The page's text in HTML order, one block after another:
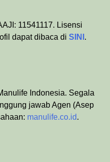
11541117. Lisensi
dapat dibaca di SINI .
Indonesia. Segala
jawab Agen (Asep
manulife.co.id.